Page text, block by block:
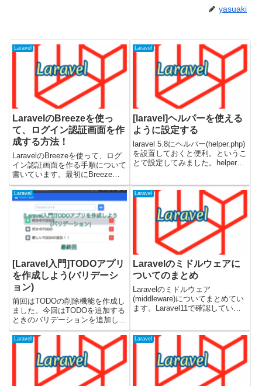
yasuaki
Laravel
LaravelのBreezeを使っ
て、ログイン認証画面を作
成する方法！
LaravelのBreezeを使って、ログ
イン認証画面を作る手順について
書いています。最初にBreezeの
ダウンロードや必要な準備につい
て書いていて、そのあとにデフォ
ルト・Vue・Reactそれぞれで使
用した場合にどうなるか試してみ
ました。...
Laravel
[laravel]ヘルパーを使える
ように設定する
laravel 5.8にヘルパー(helper.php)
を設置しておくと便利。というこ
とで設定してみました。helperフ
に、viewとcontrollerから呼び出
せるよう...
Laravel
[Laravel入門]TODOアプリ
を作成しよう(バリデーシ
ョン)
前回はTODOの削除機能を作成し
ました。今回はTODOを追加する
ときのバリデーションを追加して
いきます。入力内容が下記の場合
には、エラーにして画面にエラー
メッセージを表示します。・空入
力・文字数が少ない(3文字以
下)・文字数が多い(100文...
Laravel
Laravelのミドルウェアに
ついてのまとめ
Laravelのミドルウェア
(middleware)についてまとめてい
ます。Laravel11で確認していま
ラウザなどからリクエストを受け
て処理する前に何か処理し...
Laravel Laravel